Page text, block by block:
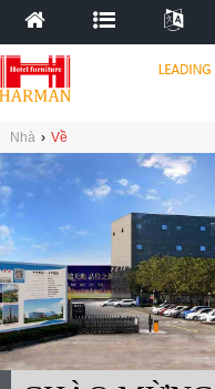
Nhà › Về